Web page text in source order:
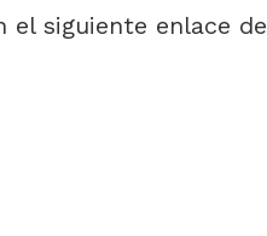
el siguiente enlace de